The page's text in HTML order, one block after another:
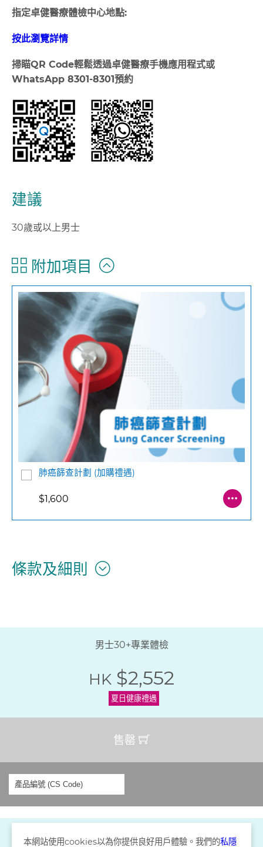
指定卓健醫療體檢中心地點:
按此瀏覽詳情
掃瞄QR Code輕鬆透過卓健醫療手機應用程式或
WhatsApp 8301-8301預約
建議
30歲或以上男士
附加項目
肺癌篩查計劃 (加購禮遇)
$1,600
條款及細則
男士30+專業體檢
HK $2,552
夏日健康禮遇
售罄
本網站使用cookies以為你提供良好用戶體驗。我們的私隱